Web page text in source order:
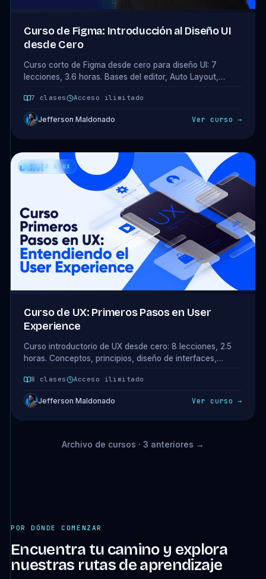
Curso de Figma: Introducción al Diseño UI
desde Cero
Curso corto de Figma desde cero para diseño UI: 7
lecciones, 3.6 horas. Bases del editor, Auto Layout,
Acceso completo incluido en tu plan.
7 clases Acceso ilimitado
Jefferson Maldonado Ver curso →
DISEÑO & UX
Curso de UX: Primeros Pasos en User
Experience
Curso introductorio de UX desde cero: 8 lecciones, 2.5
horas. Conceptos, principios, diseño de interfaces,
incluido en tu plan.
8 clases Acceso ilimitado
Jefferson Maldonado Ver curso →
Archivo de cursos · 3 anteriores →
POR DÓNDE COMENZAR
Encuentra tu camino y explora
nuestras rutas de aprendizaje